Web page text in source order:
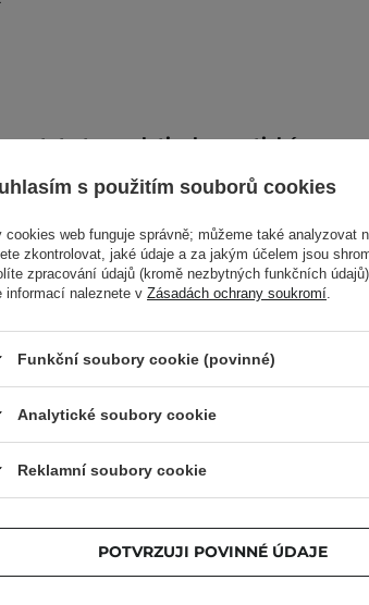
tyto typy pleti a kosmetické
na obličej, krk a dekolt, vmasírujte,
na vyčištěnou pleť ráno a/nebo večer
ochranu pokožky obličeje se
faktorem SPF.
snášenlivosti. Další informace najdete
snášenlivosti" .
s použitím souborů cookies
cookies web funguje správně; můžeme také
zkontrolovat, jaké údaje a za jakým účelem jsou
zpracování údajů (kromě nezbytných funkčních
informací naleznete v Zásadách ochrany soukromí
Funkční soubory cookie (povinné)
Analytické soubory cookie
Reklamní soubory cookie
POTVRZUJI POVINNÉ ÚDAJE